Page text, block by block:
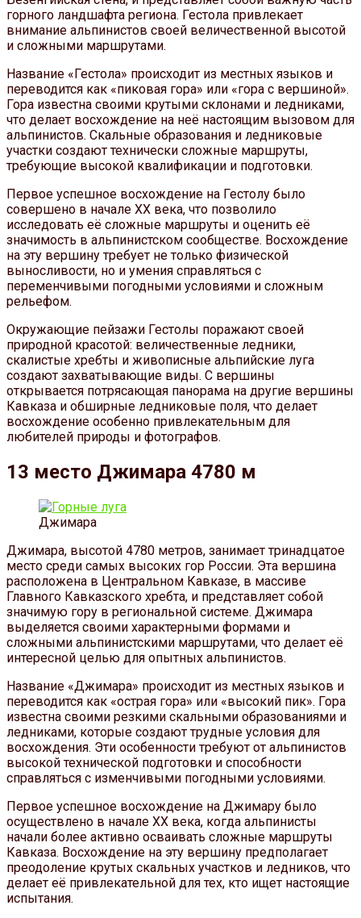
горного ландшафта региона. Гестола привлекает
внимание альпинистов своей величественной высотой
и сложными маршрутами.
Название «Гестола» происходит из местных языков и
переводится как «пиковая гора» или «гора с вершиной».
Гора известна своими крутыми склонами и ледниками,
что делает восхождение на неё настоящим вызовом для
альпинистов. Скальные образования и ледниковые
участки создают технически сложные маршруты,
требующие высокой квалификации и подготовки.
Первое успешное восхождение на Гестолу было
совершено в начале XX века, что позволило
исследовать её сложные маршруты и оценить её
значимость в альпинистском сообществе. Восхождение
на эту вершину требует не только физической
выносливости, но и умения справляться с
переменчивыми погодными условиями и сложным
рельефом.
Окружающие пейзажи Гестолы поражают своей
природной красотой: величественные ледники,
скалистые хребты и живописные альпийские луга
создают захватывающие виды. С вершины
открывается потрясающая панорама на другие вершины
Кавказа и обширные ледниковые поля, что делает
восхождение особенно привлекательным для
любителей природы и фотографов.
13 место Джимара 4780 м
Джимара
Джимара, высотой 4780 метров, занимает тринадцатое
место среди самых высоких гор России. Эта вершина
расположена в Центральном Кавказе, в массиве
Главного Кавказского хребта, и представляет собой
значимую гору в региональной системе. Джимара
выделяется своими характерными формами и
сложными альпинистскими маршрутами, что делает её
интересной целью для опытных альпинистов.
Название «Джимара» происходит из местных языков и
переводится как «острая гора» или «высокий пик». Гора
известна своими резкими скальными образованиями и
ледниками, которые создают трудные условия для
восхождения. Эти особенности требуют от альпинистов
высокой технической подготовки и способности
справляться с изменчивыми погодными условиями.
Первое успешное восхождение на Джимару было
осуществлено в начале XX века, когда альпинисты
начали более активно осваивать сложные маршруты
Кавказа. Восхождение на эту вершину предполагает
преодоление крутых скальных участков и ледников, что
делает её привлекательной для тех, кто ищет настоящие
испытания.